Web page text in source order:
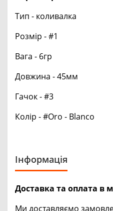
Тип - коливалка
Розмір - #1
Вага - 6гр
Довжина - 45мм
Гачок - #3
Колір - #Oro - Blanco
Інформація
Доставка та оплата в
Ми доставляємо